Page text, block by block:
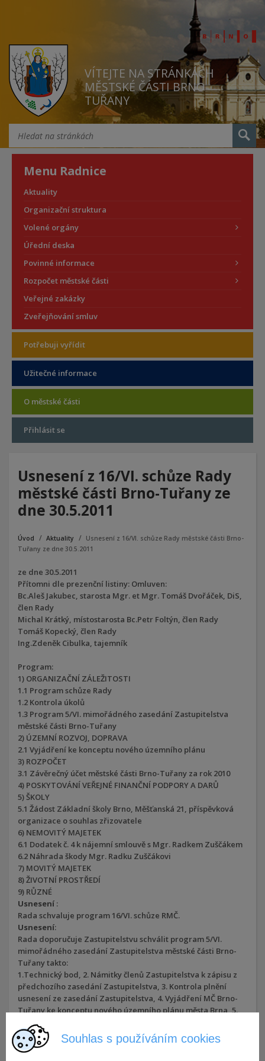
Souhlas s používáním cookies
VÍTEJTE NA STRÁNKÁCH
MĚSTSKÉ ČÁSTI BRNO
TUŘANY
Menu Radnice
Aktuality
Organizační struktura
Volené orgány
Úřední deska
Povinné informace
Rozpočet městské části
Veřejné zakázky
Zveřejňování smluv
Potřebuji vyřídit
Užitečné informace
O městské části
Přihlásit se
Usnesení z 16/VI. schůze Rady
městské části Brno-Tuřany ze
dne 30.5.2011
Úvod Aktuality
Usnesení z 16/VI. schůze Rady městské části Brno-
Tuřany ze dne 30.5.2011
ze dne 30.5.2011
Přítomni dle prezenční listiny: Omluven:
Bc.Aleš Jakubec, starosta Mgr. et Mgr. Tomáš Dvořáček, DiS,
člen Rady
Michal Krátký, místostarosta Bc.Petr Foltýn, člen Rady
Tomáš Kopecký, člen Rady
Ing.Zdeněk Cibulka, tajemník
Program:
1) ORGANIZAČNÍ ZÁLEŽITOSTI
1.1 Program schůze Rady
1.2 Kontrola úkolů
1.3 Program 5/VI. mimořádného zasedání Zastupitelstva
městské části Brno-Tuřany
2) ÚZEMNÍ ROZVOJ, DOPRAVA
2.1 Vyjádření ke konceptu nového územního plánu
3) ROZPOČET
3.1 Závěrečný účet městské části Brno-Tuřany za rok 2010
4) POSKYTOVÁNÍ VEŘEJNÉ FINANČNÍ PODPORY A DARŮ
5) ŠKOLY
5.1 Žádost Základní školy Brno, Měšťanská 21, příspěvková
organizace o souhlas zřizovatele
6) NEMOVITÝ MAJETEK
6.1 Dodatek č. 4 k nájemní smlouvě s Mgr. Radkem Zuščákem
6.2 Náhrada škody Mgr. Radku Zuščákovi
7) MOVITÝ MAJETEK
8) ŽIVOTNÍ PROSTŘEDÍ
9) RŮZNÉ
Usnesení :
Rada schvaluje program 16/VI. schůze RMČ.
Usnesení:
Rada doporučuje Zastupitelstvu schválit program 5/VI.
mimořádného zasedání Zastupitelstva městské části Brno-
Tuřany takto:
1.Technický bod, 2. Námitky členů Zastupitelstva k zápisu z
předchozího zasedání Zastupitelstva, 3. Kontrola plnění
usnesení ze zasedání Zastupitelstva, 4. Vyjádření MČ Brno-
Tuřany ke konceptu nového územního plánu města Brna, 5.
Návrhy a podněty občanů, 6. Různé, 7. Závěr.
Usnesení
Rada doporučuje Zastupitelstvu schválit vyjádření MČ Brno-